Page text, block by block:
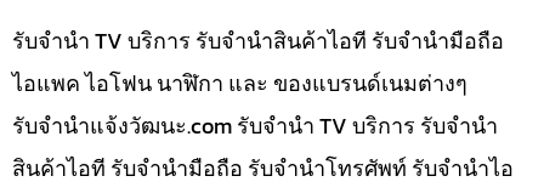
รับจำนำ TV บริการ รับจำนำสินค้าไอที รับจำนำมือถือ
ไอแพค ไอโฟน นาฬิกา และ ของแบรนด์เนมต่างๆ
รับจํานําแจ้งวัฒนะ.com รับจำนำ TV บริการ รับจำนำ
สินค้าไอที รับจำนำมือถือ รับจำนำโทรศัพท์ รับจำนำไอ